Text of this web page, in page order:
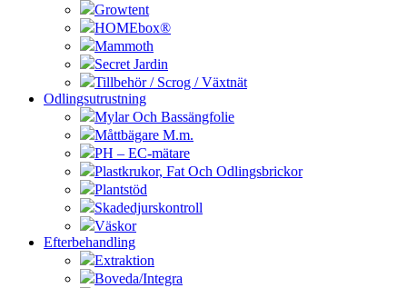
Growtent
HOMEbox®
Mammoth
Secret Jardin
Tillbehör / Scrog / Växtnät
Odlingsutrustning
Mylar Och Bassängfolie
Måttbägare M.m.
PH – EC-mätare
Plastkrukor, Fat Och Odlingsbrickor
Plantstöd
Skadedjurskontroll
Väskor
Efterbehandling
Extraktion
Boveda/Integra